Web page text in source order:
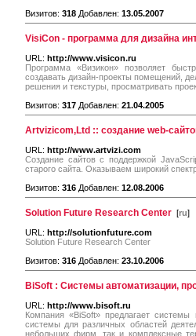
Визитов: 318 Добавлен: 13.05.2007
VisiCon - программа для дизайна
URL: http://www.visicon.ru
Программа «Визикон» позволяет
создавать дизайн-проекты помещений,
решения и текстуры, просматривать
Визитов: 317 Добавлен: 21.04.2005
Artvizicom,Ltd :: создание web-
URL: http://www.artvizi.com
Создание сайтов с поддержкой
старого сайта. Оказываем широкий
Визитов: 316 Добавлен: 12.08.2006
Solution Future Research Center [ru]
URL: http://solutionfuture.com
Solution Future Research Center
Визитов: 316 Добавлен: 23.10.2006
BiSoft : Системы автоматизации,
URL: http://www.bisoft.ru
Компания «BiSoft» предлагает
системы для различных областей
небольших фирм, так и комплексные